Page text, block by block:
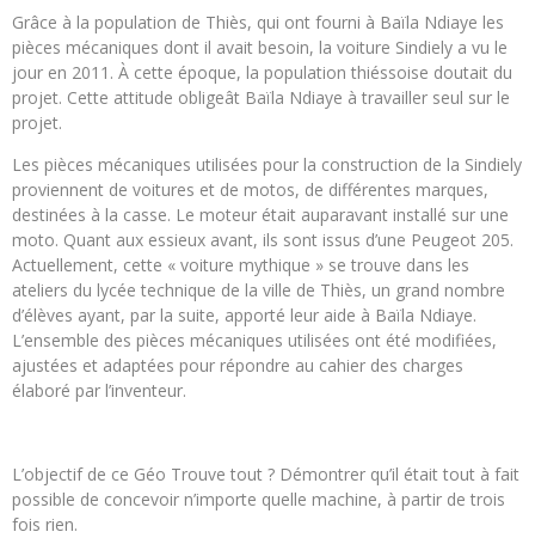
Grâce à la population de Thiès, qui ont fourni à Baïla Ndiaye les
pièces mécaniques dont il avait besoin, la voiture Sindiely a vu le
jour en 2011. À cette époque, la population thiéssoise doutait du
projet. Cette attitude obligeât Baïla Ndiaye à travailler seul sur le
projet.
Les pièces mécaniques utilisées pour la construction de la Sindiely
proviennent de voitures et de motos, de différentes marques,
destinées à la casse. Le moteur était auparavant installé sur une
moto. Quant aux essieux avant, ils sont issus d’une Peugeot 205.
Actuellement, cette « voiture mythique » se trouve dans les
ateliers du lycée technique de la ville de Thiès, un grand nombre
d’élèves ayant, par la suite, apporté leur aide à Baïla Ndiaye.
L’ensemble des pièces mécaniques utilisées ont été modifiées,
ajustées et adaptées pour répondre au cahier des charges
élaboré par l’inventeur.
L’objectif de ce Géo Trouve tout ? Démontrer qu’il était tout à fait
possible de concevoir n’importe quelle machine, à partir de trois
fois rien.